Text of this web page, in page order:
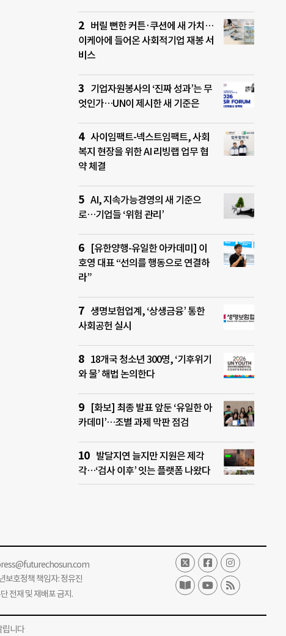
버릴 뻔한 커튼·쿠션에 새 가치…
이케아에 들어온 사회적기업 재봉 서
비스
기업자원봉사의 ‘진짜 성과’는 무
엇인가…UN이 제시한 새 기준은
사이임팩트-넥스트임팩트, 사회
복지 현장을 위한 AI 리빙랩 업무 협
약 체결
AI, 지속가능경영의 새 기준으
로…기업들 ‘위험 관리’
[유한양행-유일한 아카데미] 이
호영 대표 “선의를 행동으로 연결하
라”
생명보험업계, ‘상생금융’ 통한
사회공헌 실시
18개국 청소년 300명, ‘기후위기
와 물’ 해법 논의한다
[화보] 최종 발표 앞둔 ‘유일한 아
카데미’…조별 과제 막판 점검
발달지연 늘지만 지원은 제각
각…‘검사 이후’ 잇는 플랫폼 나왔다
호정책 책임자: 정유진
재 및 재배포 금지.
립니다